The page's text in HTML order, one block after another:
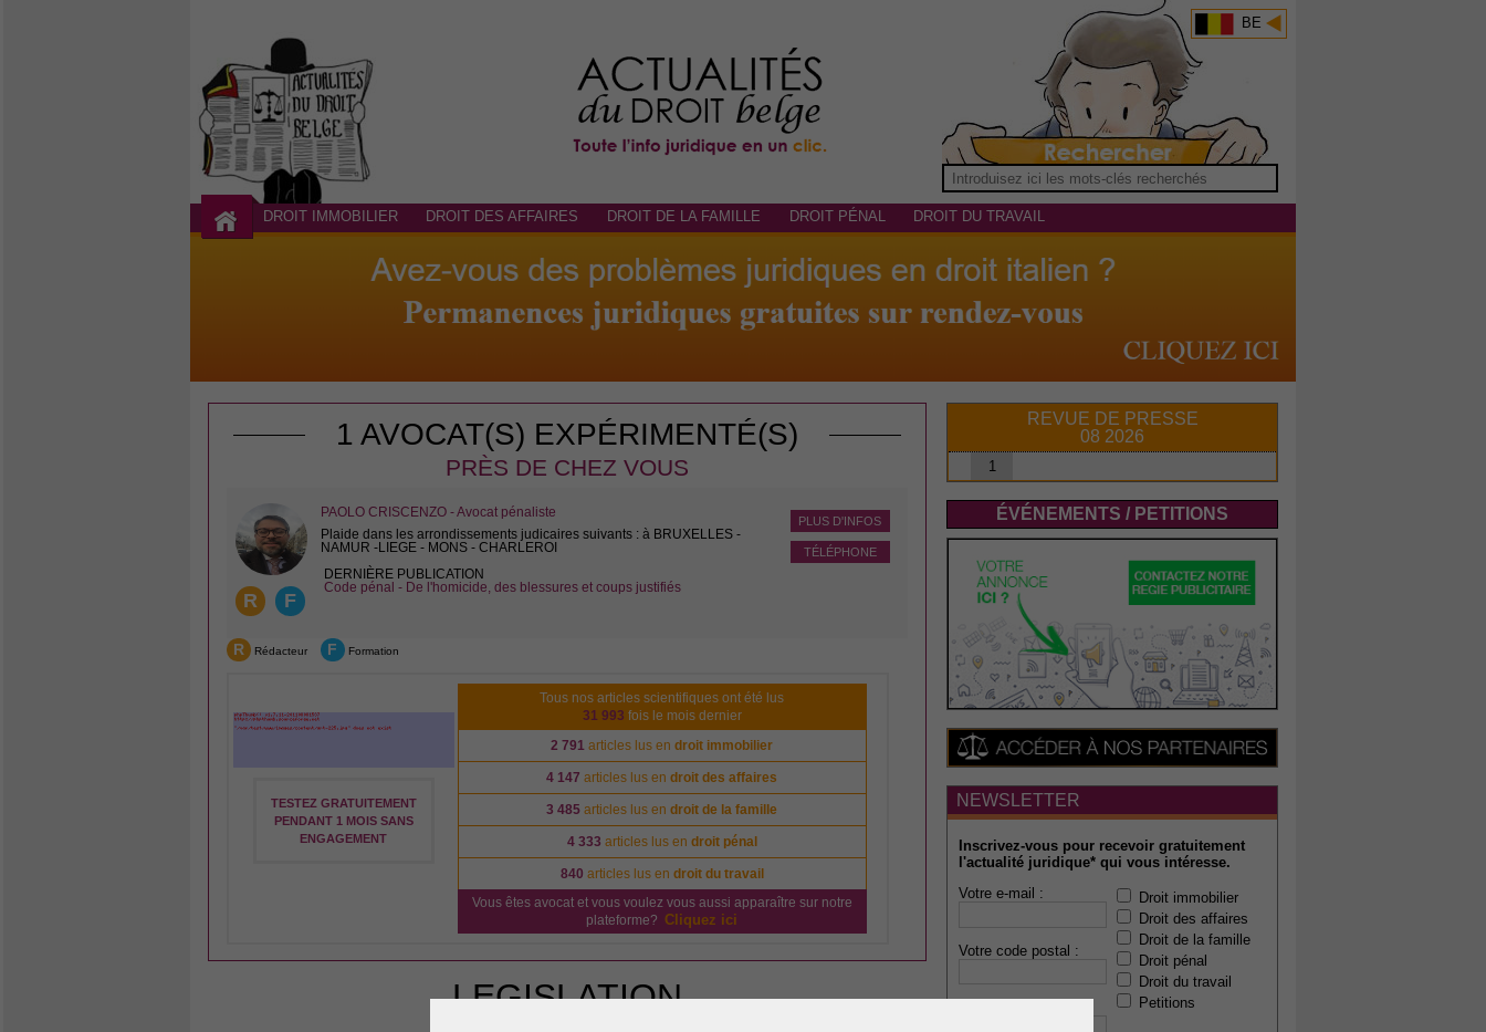
BE
DROIT IMMOBILIER DROIT DES AFFAIRES DROIT DE LA FAMILLE DROIT PÉNAL DROIT DU TRAVAIL
1 AVOCAT(S) EXPÉRIMENTÉ(S)
PRÈS DE CHEZ VOUS
R F
PLUS D'INFOS
TÉLÉPHONE
PAOLO CRISCENZO - Avocat pénaliste
Plaide dans les arrondissements judicaires suivants : à BRUXELLES -
NAMUR -LIEGE - MONS - CHARLEROI
DERNIÈRE PUBLICATION
Code pénal - De l'homicide, des blessures et coups justifiés
R Rédacteur F Formation
TESTEZ GRATUITEMENT
PENDANT 1 MOIS SANS
ENGAGEMENT
Tous nos articles scientifiques ont été lus
31 993 fois le mois dernier
2 791 articles lus endroit immobilier
4 147 articles lus endroit des affaires
3 485 articles lus endroit de la famille
4 333 articles lus en droit pénal
840 articles lus en droit du travail
Vous êtes avocat et vous voulez vous aussi apparaître sur notre
plateforme? Cliquez ici
LEGISLATION
REVUE DE PRESSE
08 2026
1
ÉVÉNEMENTS / PETITIONS
NEWSLETTER
Inscrivez-vous pour recevoir gratuitement
l'actualité juridique* qui vous intéresse.
Votre e-mail :
Votre code postal :
Droit immobilier
Droit des affaires
Droit de la famille
Droit pénal
Droit du travail
Petitions